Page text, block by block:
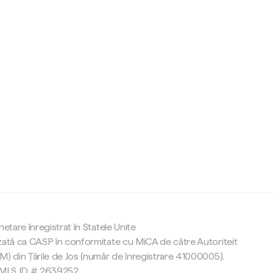
înregistrat în Statele Unite
ca CASP în conformitate cu MiCA de către Autoriteit
din Țările de Jos (număr de înregistrare 41000005).